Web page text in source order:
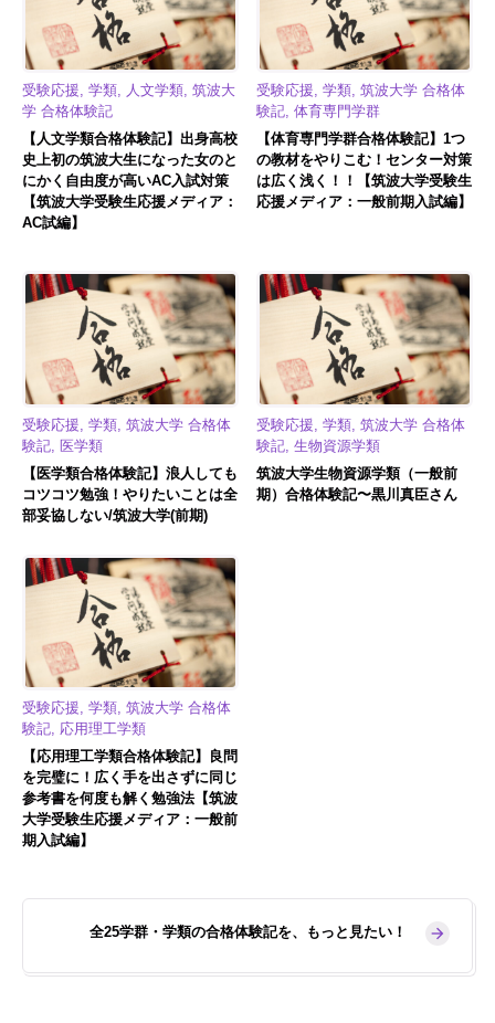
受験応援, 学類, 人文学類, 筑波大
学 合格体験記
【人文学類合格体験記】出身高校
史上初の筑波大生になった女のと
にかく自由度が高いAC入試対策
【筑波大学受験生応援メディア：
AC試編】
受験応援, 学類, 筑波大学 合格体
験記, 体育専門学群
【体育専門学群合格体験記】1つ
の教材をやりこむ！センター対策
は広く浅く！！【筑波大学受験生
応援メディア：一般前期入試編】
受験応援, 学類, 筑波大学 合格体
験記, 医学類
【医学類合格体験記】浪人しても
コツコツ勉強！やりたいことは全
部妥協しない/筑波大学(前期)
受験応援, 学類, 筑波大学 合格体
験記, 生物資源学類
筑波大学生物資源学類（一般前
期）合格体験記〜黒川真臣さん
受験応援, 学類, 筑波大学 合格体
験記, 応用理工学類
【応用理工学類合格体験記】良問
を完璧に！広く手を出さずに同じ
参考書を何度も解く勉強法【筑波
大学受験生応援メディア：一般前
期入試編】
全25学群・学類の合格体験記を、もっと見たい！